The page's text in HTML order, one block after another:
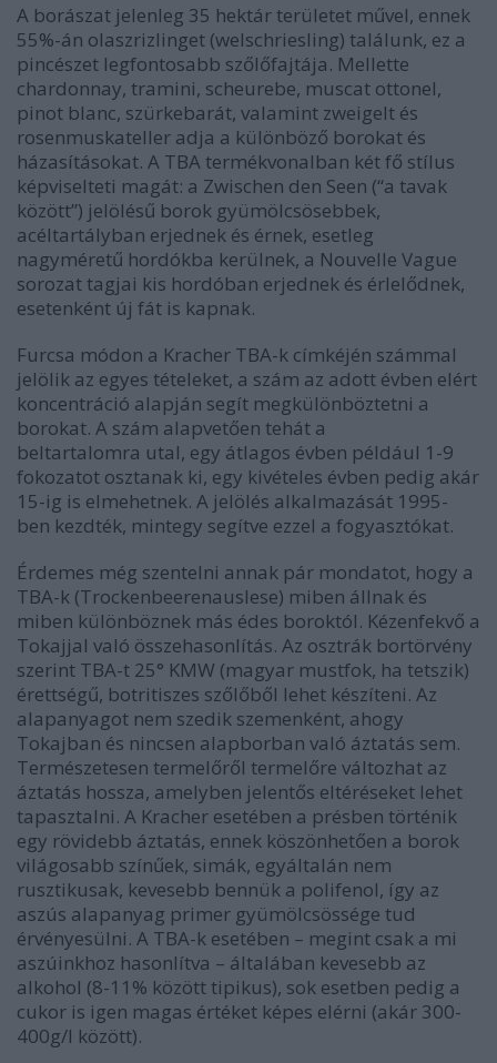
A borászat jelenleg 35 hektár területet művel, ennek
55%-án olaszrizlinget (welschriesling) találunk, ez a
pincészet legfontosabb szőlőfajtája. Mellette
chardonnay, tramini, scheurebe, muscat ottonel,
pinot blanc, szürkebarát, valamint zweigelt és
rosenmuskateller adja a különböző borokat és
házasításokat. A TBA termékvonalban két fő stílus
képviselteti magát: a Zwischen den Seen (“a tavak
között”) jelölésű borok gyümölcsösebbek,
acéltartályban erjednek és érnek, esetleg
nagyméretű hordókba kerülnek, a Nouvelle Vague
sorozat tagjai kis hordóban erjednek és érlelődnek,
esetenként új fát is kapnak.
Furcsa módon a Kracher TBA-k címkéjén számmal
jelölik az egyes tételeket, a szám az adott évben elért
koncentráció alapján segít megkülönböztetni a
borokat. A szám alapvetően tehát a
beltartalomra utal, egy átlagos évben például 1-9
fokozatot osztanak ki, egy kivételes évben pedig akár
15-ig is elmehetnek. A jelölés alkalmazását 1995-
ben kezdték, mintegy segítve ezzel a fogyasztókat.
Érdemes még szentelni annak pár mondatot, hogy a
TBA-k (Trockenbeerenauslese) miben állnak és
miben különböznek más édes boroktól. Kézenfekvő a
Tokajjal való összehasonlítás. Az osztrák bortörvény
szerint TBA-t 25° KMW (magyar mustfok, ha tetszik)
érettségű, botritiszes szőlőből lehet készíteni. Az
alapanyagot nem szedik szemenként, ahogy
Tokajban és nincsen alapborban való áztatás sem.
Természetesen termelőről termelőre változhat az
áztatás hossza, amelyben jelentős eltéréseket lehet
tapasztalni. A Kracher esetében a présben történik
egy rövidebb áztatás, ennek köszönhetően a borok
világosabb színűek, simák, egyáltalán nem
rusztikusak, kevesebb bennük a polifenol, így az
aszús alapanyag primer gyümölcsössége tud
érvényesülni. A TBA-k esetében – megint csak a mi
aszúinkhoz hasonlítva – általában kevesebb az
alkohol (8-11% között tipikus), sok esetben pedig a
cukor is igen magas értéket képes elérni (akár 300-
400g/l között).